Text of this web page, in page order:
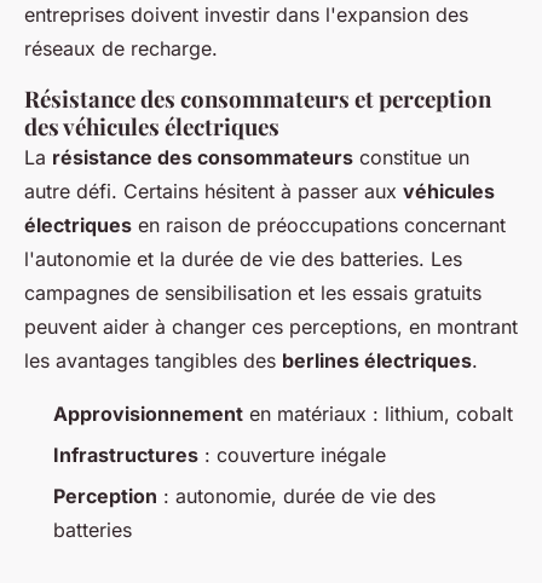
entreprises doivent investir dans l'expansion des
réseaux de recharge.
Résistance des consommateurs et perception
des véhicules électriques
La résistance des consommateurs constitue un
autre défi. Certains hésitent à passer aux véhicules
électriques en raison de préoccupations concernant
l'autonomie et la durée de vie des batteries. Les
campagnes de sensibilisation et les essais gratuits
peuvent aider à changer ces perceptions, en montrant
les avantages tangibles des berlines électriques.
Approvisionnement en matériaux : lithium, cobalt
Infrastructures : couverture inégale
Perception : autonomie, durée de vie des
batteries